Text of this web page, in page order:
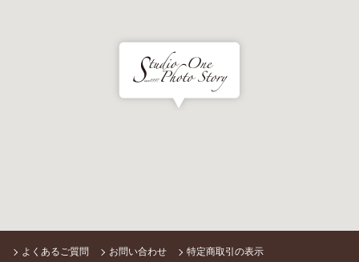
よくあるご質問 お問い合わせ 特定商取引の表示